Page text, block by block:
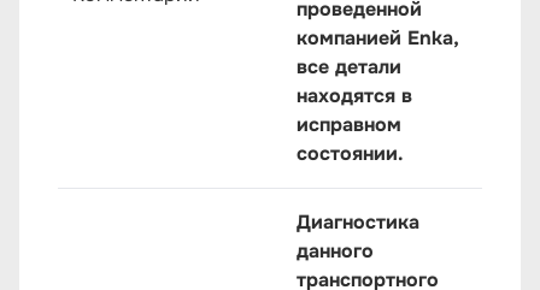
проведенной
компанией Enka,
все детали
находятся в
исправном
состоянии.
Диагностика
данного
транспортного